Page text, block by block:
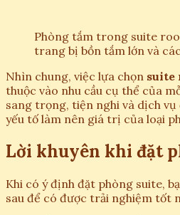
Phòng tắm trong suite
trang bị bồn tắm lớn và
Nhìn chung, việc lựa chọn suite
thuộc vào nhu cầu cụ thể của
sang trọng, tiện nghi và dịch
yếu tố làm nên giá trị của loại
Lời khuyên khi đặt
Khi có ý định đặt phòng suite,
sau để có được trải nghiệm tốt